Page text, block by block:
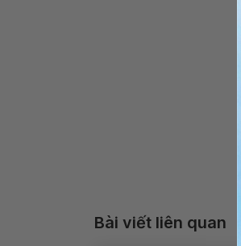
Bài viết liên quan